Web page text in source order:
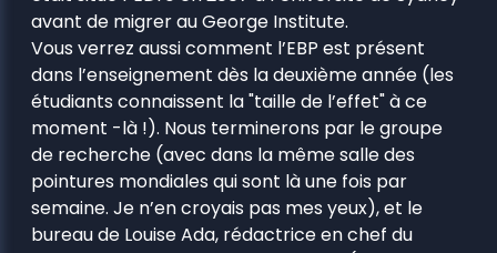
avant de migrer au George Institute.
Vous verrez aussi comment l’EBP est présent
dans l’enseignement dès la deuxième année (les
étudiants connaissent la "taille de l’effet" à ce
moment -là !). Nous terminerons par le groupe
de recherche (avec dans la même salle des
pointures mondiales qui sont là une fois par
semaine. Je n’en croyais pas mes yeux), et le
bureau de Louise Ada, rédactrice en chef du